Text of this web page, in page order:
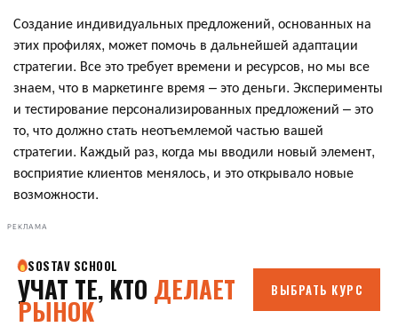
Создание индивидуальных предложений, основанных на
этих профилях, может помочь в дальнейшей адаптации
стратегии. Все это требует времени и ресурсов, но мы все
знаем, что в маркетинге время – это деньги. Эксперименты
и тестирование персонализированных предложений – это
то, что должно стать неотъемлемой частью вашей
стратегии. Каждый раз, когда мы вводили новый элемент,
восприятие клиентов менялось, и это открывало новые
возможности.
РЕКЛАМА